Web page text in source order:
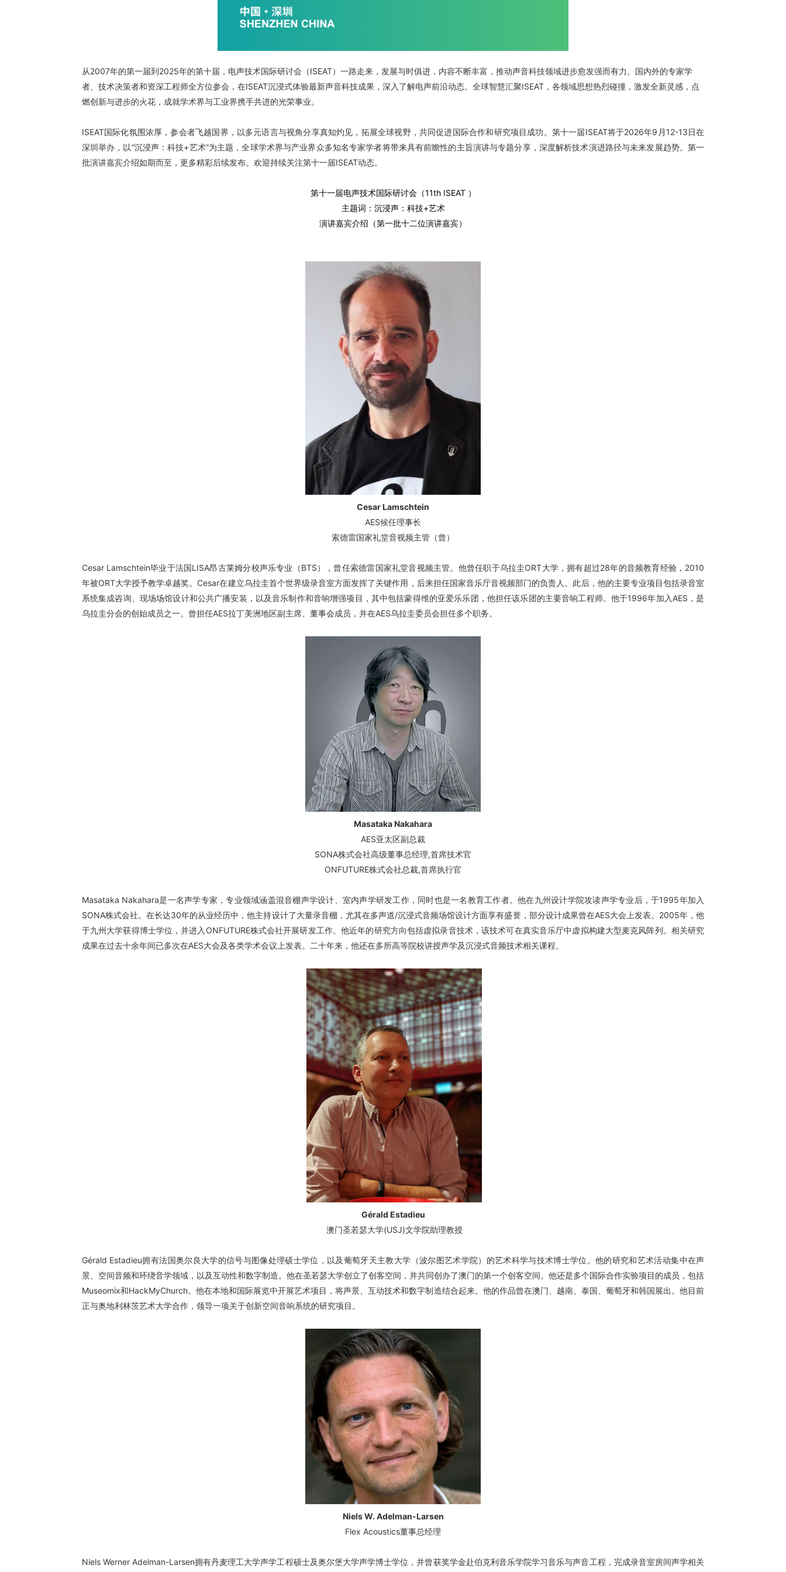
从2007年的第一届到2025年的第十届，电声技术国际研讨会（ISEAT）一路走来，发展与时俱进，内容不断丰富，推动声音科技领域进步愈发强而有力。国内外的专家学
者、技术决策者和资深工程师全方位参会，在ISEAT沉浸式体验最新声音科技成果，深入了解电声前沿动态。全球智慧汇聚ISEAT，各领域思想热烈碰撞，激发全新灵感，点
燃创新与进步的火花，成就学术界与工业界携手共进的光荣事业。
ISEAT国际化氛围浓厚，参会者飞越国界，以多元语言与视角分享真知灼见，拓展全球视野，共同促进国际合作和研究项目成功。第十一届ISEAT将于2026年9月12-13日在
深圳举办，以“沉浸声：科技+艺术”为主题，全球学术界与产业界众多知名专家学者将带来具有前瞻性的主旨演讲与专题分享，深度解析技术演进路径与未来发展趋势。第一
批演讲嘉宾介绍如期而至，更多精彩后续发布。欢迎持续关注第十一届ISEAT动态。
第十一届电声技术国际研讨会（11th ISEAT ）
主题词：沉浸声：科技+艺术
演讲嘉宾介绍（第一批十二位演讲嘉宾）
Cesar Lamschtein
AES候任理事长
索德雷国家礼堂音视频主管（曾）
Cesar Lamschtein毕业于法国LISA昂古莱姆分校声乐专业（BTS），曾任索德雷国家礼堂音视频主管。他曾任职于乌拉圭ORT大学，拥有超过28年的音频教育经验，2010
年被ORT大学授予教学卓越奖。Cesar在建立乌拉圭首个世界级录音室方面发挥了关键作用，后来担任国家音乐厅音视频部门的负责人。此后，他的主要专业项目包括录音室
系统集成咨询、现场场馆设计和公共广播安装，以及音乐制作和音响增强项目，其中包括蒙得维的亚爱乐乐团，他担任该乐团的主要音响工程师。他于1996年加入AES，是
乌拉圭分会的创始成员之一。曾担任AES拉丁美洲地区副主席、董事会成员，并在AES乌拉圭委员会担任多个职务。
Masataka Nakahara
AES亚太区副总裁
SONA株式会社高级董事总经理,首席技术官
ONFUTURE株式会社总裁,首席执行官
Masataka Nakahara是一名声学专家，专业领域涵盖混音棚声学设计、室内声学研发工作，同时也是一名教育工作者。他在九州设计学院攻读声学专业后，于1995年加入
SONA株式会社。在长达30年的从业经历中，他主持设计了大量录音棚，尤其在多声道/沉浸式音频场馆设计方面享有盛誉，部分设计成果曾在AES大会上发表。2005年，他
于九州大学获得博士学位，并进入ONFUTURE株式会社开展研发工作。他近年的研究方向包括虚拟录音技术，该技术可在真实音乐厅中虚拟构建大型麦克风阵列。相关研究
成果在过去十余年间已多次在AES大会及各类学术会议上发表。二十年来，他还在多所高等院校讲授声学及沉浸式音频技术相关课程。
Gérald Estadieu
澳门圣若瑟大学(USJ)文学院助理教授
Gérald Estadieu拥有法国奥尔良大学的信号与图像处理硕士学位，以及葡萄牙天主教大学（波尔图艺术学院）的艺术科学与技术博士学位。他的研究和艺术活动集中在声
景、空间音频和环绕音学领域，以及互动性和数字制造。他在圣若瑟大学创立了创客空间，并共同创办了澳门的第一个创客空间。他还是多个国际合作实验项目的成员，包括
Museomix和HackMyChurch。他在本地和国际展览中开展艺术项目，将声景、互动技术和数字制造结合起来。他的作品曾在澳门、越南、泰国、葡萄牙和韩国展出。他目前
正与奥地利林茨艺术大学合作，领导一项关于创新空间音响系统的研究项目。
Niels W. Adelman-Larsen
Flex Acoustics董事总经理
Niels Werner Adelman-Larsen拥有丹麦理工大学声学工程硕士及奥尔堡大学声学博士学位，并曾获奖学金赴伯克利音乐学院学习音乐与声音工程，完成录音室房间声学相关